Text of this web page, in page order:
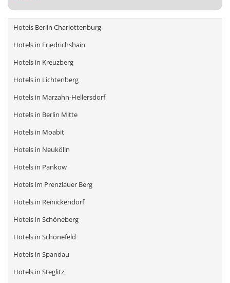
Hotels Berlin Charlottenburg
Hotels in Friedrichshain
Hotels in Kreuzberg
Hotels in Lichtenberg
Hotels in Marzahn-Hellersdorf
Hotels in Berlin Mitte
Hotels in Moabit
Hotels in Neukölln
Hotels in Pankow
Hotels im Prenzlauer Berg
Hotels in Reinickendorf
Hotels in Schöneberg
Hotels in Schönefeld
Hotels in Spandau
Hotels in Steglitz